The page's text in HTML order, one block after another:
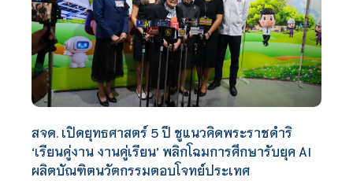
สจด. เปิดยุทธศาสตร์ 5 ปี ชูแนวคิดพระราชดำริ
‘เรียนคู่งาน งานคู่เรียน’ พลิกโฉมการศึกษารับยุค AI
ผลิตบัณฑิตนวัตกรรมตอบโจทย์ประเทศ